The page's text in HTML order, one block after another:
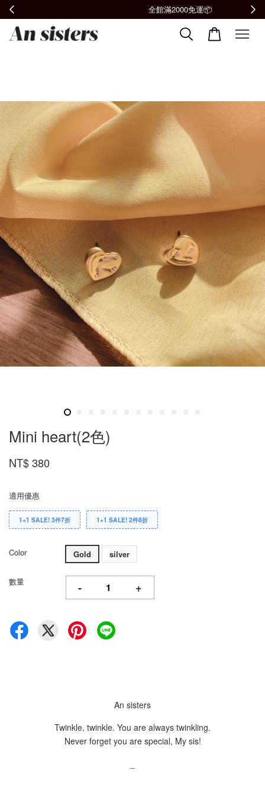
全館滿2000免運📦
Mini heart(2色)
NT$ 380
適用優惠
1+1 SALE! 3件7折 1+1 SALE! 2件8折
Color Gold silver
數量 - +
An sisters
Twinkle, twinkle. You are always twinkling.
Never forget you are special, My sis!